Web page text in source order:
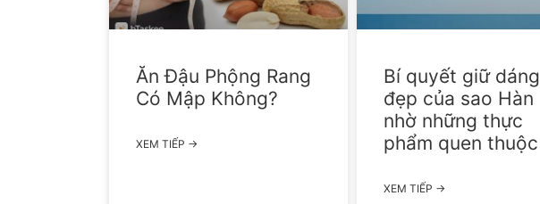
Ăn Đậu Phộng Rang
Có Mập Không?
XEM TIẾP →
Bí quyết giữ dáng
đẹp của sao Hàn
nhờ những thực
phẩm quen thuộc
XEM TIẾP →